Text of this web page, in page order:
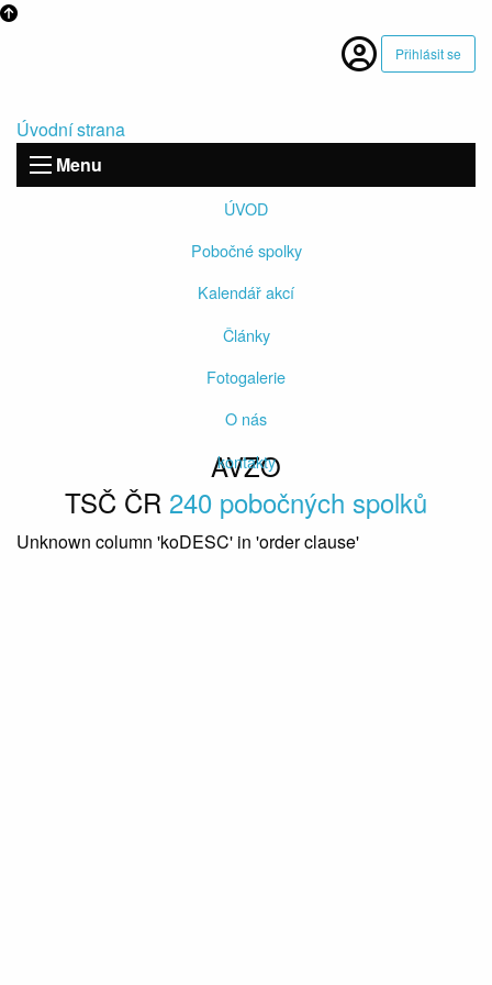
Přihlásit se
Úvodní strana
Menu
ÚVOD
Pobočné spolky
Kalendář akcí
Články
Fotogalerie
O nás
kontakty
AVZO
TSČ ČR 240 pobočných spolků
předchozí
Unknown column 'koDESC' in 'order clause'